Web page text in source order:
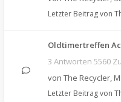
Letzter Beitrag von
Oldtimertreffen
3 Antworten 5560
von The Recycler,
Letzter Beitrag von